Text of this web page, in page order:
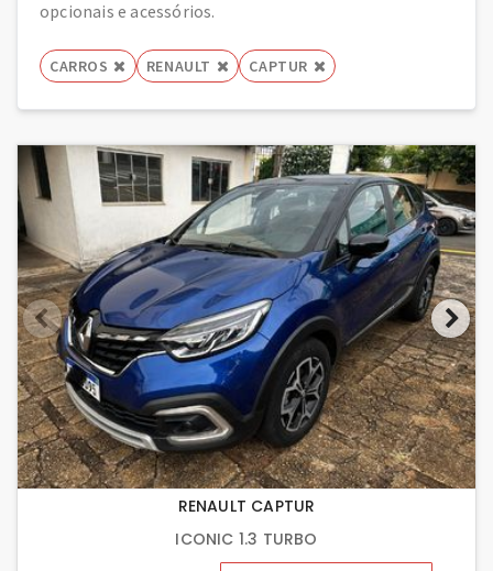
opcionais e acessórios.
CARROS RENAULT CAPTUR
RENAULT CAPTUR
ICONIC 1.3 TURBO